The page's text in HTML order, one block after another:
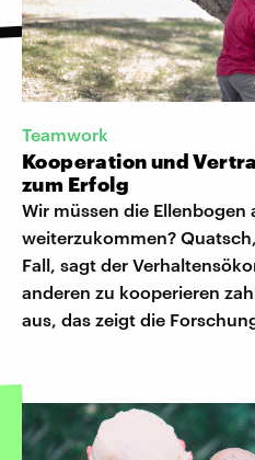
Teamwork
Kooperation und
zum Erfolg
Wir müssen die Ellenbogen
weiterzukommen?
Fall, sagt der
anderen zu kooperieren
aus, das zeigt die